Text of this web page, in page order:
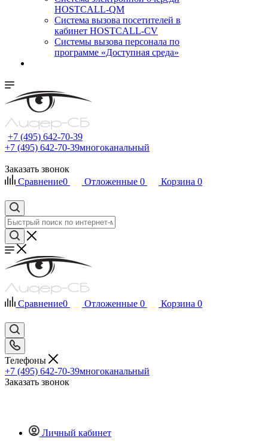
HOSTCALL-QM
Cистема вызова посетителей в
кабинет HOSTCALL-CV
Системы вызова персонала по
программе «Доступная среда»
+7 (495) 642-70-39
+7 (495) 642-70-39многоканальный
Заказать звонок
Сравнение0 Отложенные 0 Корзина 0
Сравнение0 Отложенные 0 Корзина 0
Телефоны
+7 (495) 642-70-39многоканальный
Заказать звонок
Личный кабинет